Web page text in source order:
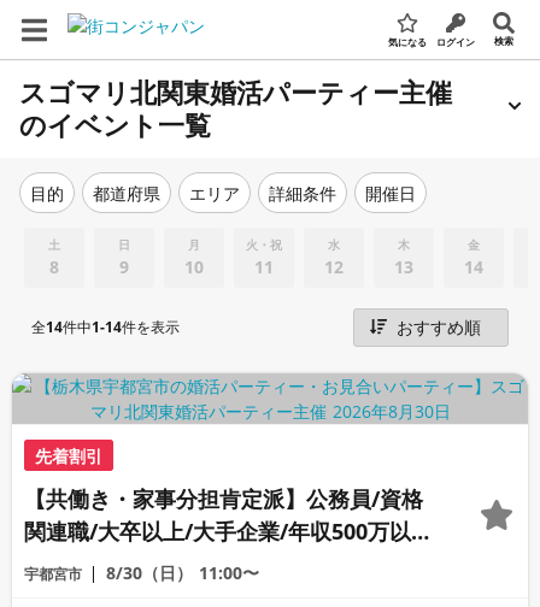
気になる ログイン 検索
スゴマリ北関東婚活パーティー主催
のイベント一覧
目的 都道府県 エリア 詳細条件 開催日
土
8
日
9
月
10
火・祝
11
水
12
木
13
金
14
全14件中1-14件を表示
先着割引
【共働き・家事分担肯定派】公務員/資格
関連職/大卒以上/大手企業/年収500万以上
より1つ以上該当する男性
宇都宮市 8/30（日） 11:00〜